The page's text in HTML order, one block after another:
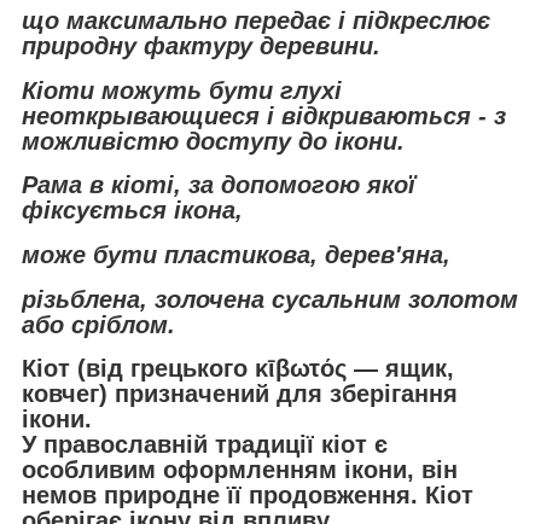
що максимально передає і підкреслює
природну фактуру деревини.
Кіоти можуть бути глухі
неоткрывающиеся і відкриваються - з
можливістю доступу до ікони.
Рама в кіоті, за допомогою якої
фіксується ікона,
може бути пластикова, дерев'яна,
різьблена, золочена сусальним золотом
або сріблом.
Кіот (від грецького κῑβωτός — ящик,
ковчег) призначений для зберігання
ікони.
У православній традиції кіот є
особливим оформленням ікони, він
немов природне її продовження. Кіот